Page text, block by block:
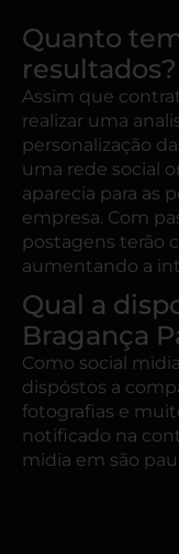
Quanto
resultados?
Assim que
realizar uma
personalização
uma rede social
aparecia para as
empresa. Com
postagens terão
aumentando a
Qual a
Bragança
Como social
dispóstos a
fotografias e
notificado na
midia em são